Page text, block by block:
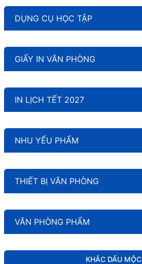
DỤNG CỤ HỌC TẬP
GIẤY IN VĂN PHÒNG
IN LỊCH TẾT 2027
NHU YẾU PHẨM
THIẾT BỊ VĂN PHÒNG
VĂN PHÒNG PHẨM
KHẮC DẤU MỘC